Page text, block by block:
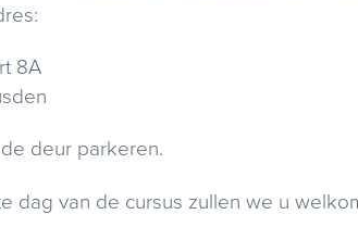
8A
deur parkeren.
dag van de cursus zullen we u